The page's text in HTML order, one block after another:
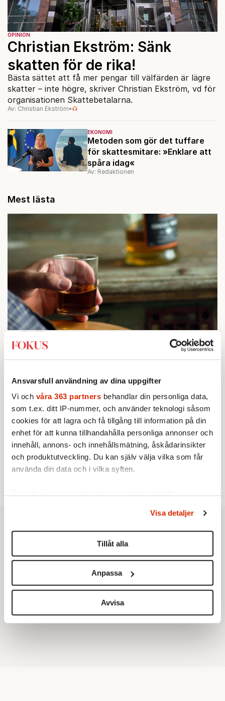
Ansvarsfull användning av dina uppgifter
Vi och våra 363 partners behandlar din personliga data,
som t.ex. ditt IP-nummer, och använder teknologi såsom
cookies för att lagra och få tillgång till information på din
enhet för att kunna tillhandahålla personliga annonser och
innehåll, annons- och innehållsmätning, åskådarinsikter
och produktutveckling. Du kan själv välja vilka som får
använda din data och i vilka syften.
Du kan ändra eller dra tillbaka ditt samtycke när som
helst från cookie-förklaringen.
Vi använder enhetsidentifierare för att anpassa innehållet
för sociala medier och analysera vår trafik. Vi
vidarebefordrar även sådana identifierare och annan
information från din enhet till de sociala medier och
annons- och analysföretag som vi samarbetar med.
Dessa kan i sin tur kombinera informationen med annan
Visa detaljer
Tillåt alla
Anpassa
Avvisa
EKONOMI
Metoden som gör det tuffare
för skattesmitare: »Enklare att
spåra idag«
Av: Redaktionen
OPINION
Christian Ekström: Sänk
skatten för de rika!
Bästa sättet att få mer pengar till välfärden är lägre
skatter – inte högre, skriver Christian Ekström, vd för
organisationen Skattebetalarna.
Av: Christian Ekström•
Mest lästa
STICKET
1.Bitte Assarmo:
Sagan om den lågbegåvade
ursprungsbefolkningen i Filipstad
vänstern för Agnes Wold
3.Frans Wachtmeister:Ja, AC är ett hot mot den
franska civilisationen
STICKET
4. Dan Korn: Quisling, quislingar och sten i glashus
UTRIKES
5.Därför liknar Putin både tsaren och Stalin
Av: Bengt Jangfeldt
STICKET
6.Christoffer Jonsson:Inte nu igen, Vänsterpartiet!